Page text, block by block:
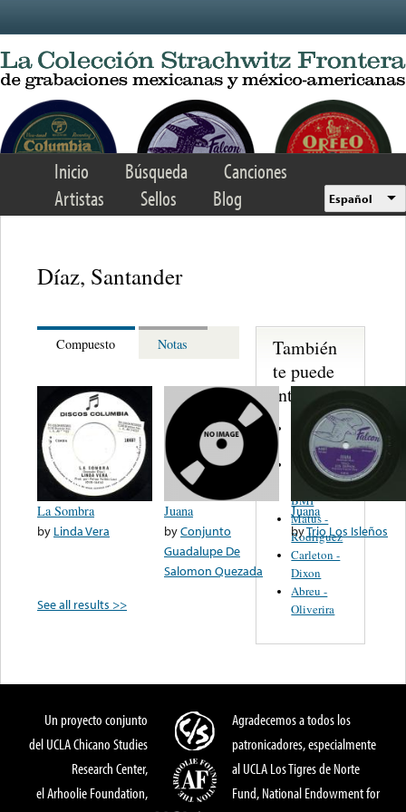
Inicio Búsqueda
Canciones
Artistas
Sellos Blog Español
Díaz, Santander
Compuesto Notas
La Sombra
by Linda Vera
Juana
byConjunto
Guadalupe De
Salomon Quezada
Juana
byTrio Los Isleños
See all results >>
También
te puede
interesar...
Martinez,
Felipe
Performance
Music Co.
BMI
Matus -
Rodriguez
Carleton -
Dixon
Abreu -
Oliverira
Un proyecto conjunto
del UCLA Chicano Studies
Research Center,
el Arhoolie Foundation,
Agradecemos a todos los
patronicadores, especialmente
al UCLA Los Tigres de Norte
Fund, National Endowment for